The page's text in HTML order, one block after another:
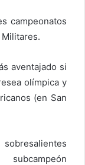
campeonatos
aventajado si
olímpica y
(en San